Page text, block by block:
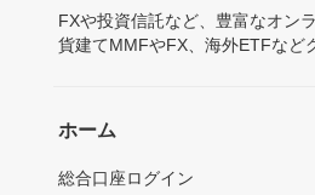
FXや投資信託など、豊富なオン
貨建てMMFやFX、海外ETFなど
ホーム
総合口座ログイン